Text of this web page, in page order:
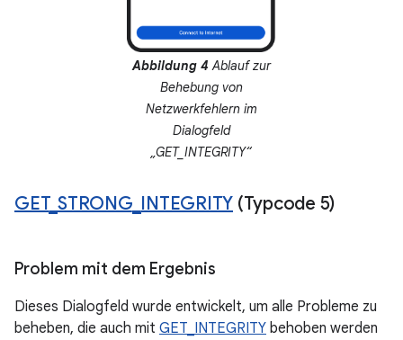
Abbildung 4 Ablauf zur
Behebung von
Netzwerkfehlern im
Dialogfeld
„GET_INTEGRITY“
GET_ STRONG_ INTEGRITY (Typcode 5)
Problem mit dem Ergebnis
Dieses Dialogfeld wurde entwickelt, um alle Probleme zu
beheben, die auch mit GET_INTEGRITY behoben werden